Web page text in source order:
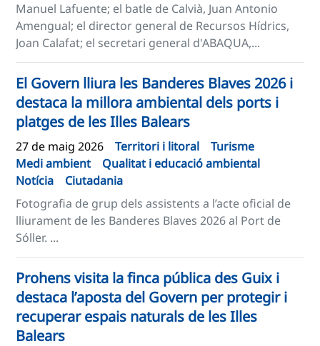
Manuel Lafuente; el batle de Calvià, Juan Antonio
Amengual; el director general de Recursos Hídrics,
Joan Calafat; el secretari general d'ABAQUA,...
El Govern lliura les Banderes Blaves 2026 i
destaca la millora ambiental dels ports i
platges de les Illes Balears
27 de maig 2026 Territori i litoral
Turisme
Medi ambient
Qualitat i educació ambiental
Notícia
Ciutadania
Fotografia de grup dels assistents a l’acte oficial de
lliurament de les Banderes Blaves 2026 al Port de
Sóller. ...
Prohens visita la finca pública des Guix i
destaca l’aposta del Govern per protegir i
recuperar espais naturals de les Illes
Balears